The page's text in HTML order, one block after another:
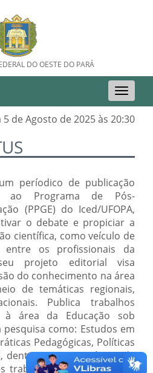
DO OESTE DO PARÁ
Toggle
de Agosto de 2025 às 20:30
períodico de publicação
ao Programa de Pós-
(PPGE) do Iced/UFOPA,
o debate e propiciar a
científica, como veículo de
entre os profissionais da
projeto editorial visa
do conhecimento na área
de temáticas regionais,
Publica trabalhos
à área da Educação sob
como: Estudos em
Pedagógicas, Políticas
dentre outras temáticas da
trabalhos em português e